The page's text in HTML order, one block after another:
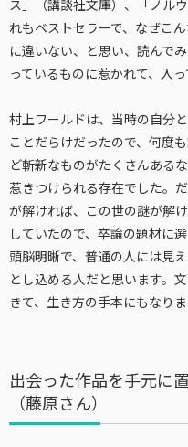
ス」（講談社文庫）、「ノル
れもベストセラーで、なぜこ
に違いない、と思い、読んで
っているものに惹かれて、入
村上ワールドは、当時の自分
ことだらけだったので、何度
ど斬新なものがたくさんある
惹きつけられる存在でした。
が解ければ、この世の謎が解
していたので、卒論の題材に
頭脳明晰で、普通の人には見
とし込める人だと思います。
きて、生き方の手本にもなりま
出会った作品を手元に
（藤原さん）